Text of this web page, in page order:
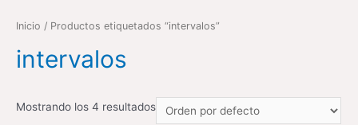
Inicio / Productos etiquetados “intervalos”
intervalos
Mostrando los 4 resultados